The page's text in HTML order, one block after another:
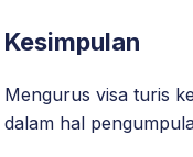
Kesimpulan
Mengurus visa turis
dalam hal